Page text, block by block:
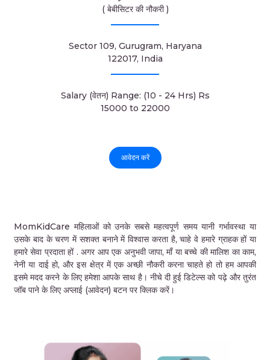
( बेबीसिटर की नौकरी )
Sector 109, Gurugram, Haryana
122017, India
Salary (वेतन) Range: (10 - 24 Hrs) Rs
15000 to 22000
आवेदन करें
MomKidCare महिलाओं को उनके सबसे महत्वपूर्ण समय यानी गर्भावस्था या
उसके बाद के चरण में सशक्त बनाने में विश्वास करता है, चाहे वे हमारे ग्राहक हों या
हमारे सेवा प्रदाता हों . अगर आप एक अनुभवी जापा, माँ या बच्चे की मालिश का काम,
नेनी या दाई हो, और इस क्षेत्र में एक अच्छी नौकरी करना चाहते हो तो हम आपकी
इसमे मदद करने के लिए हमेशा आपके साथ है। नीचे दी हुई डिटेल्स को पढ़े और तुरंत
जॉब पाने के लिए अप्लाई (आवेदन) बटन पर क्लिक करें।